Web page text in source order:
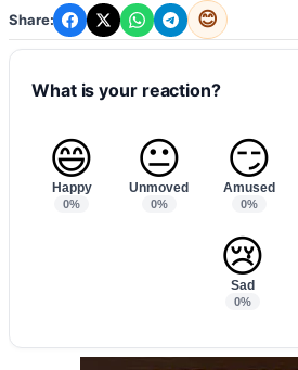
Share: 😊
What is your reaction?
😄
Happy
0%
😐
Unmoved
0%
😏
Amused
0%
😢
Sad
0%